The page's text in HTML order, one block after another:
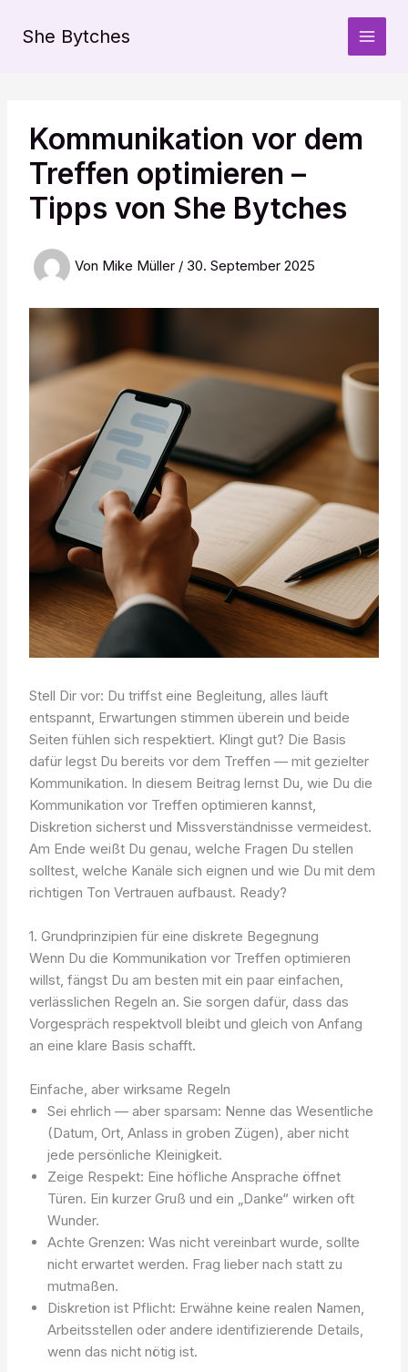
InhaltShe Bytches
Kommunikation vor dem
Treffen optimieren –
Tipps von She Bytches
Von Mike Müller / 30. September 2025
Stell Dir vor: Du triffst eine Begleitung, alles läuft
entspannt, Erwartungen stimmen überein und beide
Seiten fühlen sich respektiert. Klingt gut? Die Basis
dafür legst Du bereits vor dem Treffen — mit gezielter
Kommunikation. In diesem Beitrag lernst Du, wie Du die
Kommunikation vor Treffen optimieren kannst,
Diskretion sicherst und Missverständnisse vermeidest.
Am Ende weißt Du genau, welche Fragen Du stellen
solltest, welche Kanäle sich eignen und wie Du mit dem
richtigen Ton Vertrauen aufbaust. Ready?
1. Grundprinzipien für eine diskrete Begegnung
Wenn Du die Kommunikation vor Treffen optimieren
willst, fängst Du am besten mit ein paar einfachen,
verlässlichen Regeln an. Sie sorgen dafür, dass das
Vorgespräch respektvoll bleibt und gleich von Anfang
an eine klare Basis schafft.
Einfache, aber wirksame Regeln
Sei ehrlich — aber sparsam: Nenne das Wesentliche
(Datum, Ort, Anlass in groben Zügen), aber nicht
jede persönliche Kleinigkeit.
Zeige Respekt: Eine höfliche Ansprache öffnet
Türen. Ein kurzer Gruß und ein „Danke“ wirken oft
Wunder.
Achte Grenzen: Was nicht vereinbart wurde, sollte
nicht erwartet werden. Frag lieber nach statt zu
mutmaßen.
Diskretion ist Pflicht: Erwähne keine realen Namen,
Arbeitsstellen oder andere identifizierende Details,
wenn das nicht nötig ist.